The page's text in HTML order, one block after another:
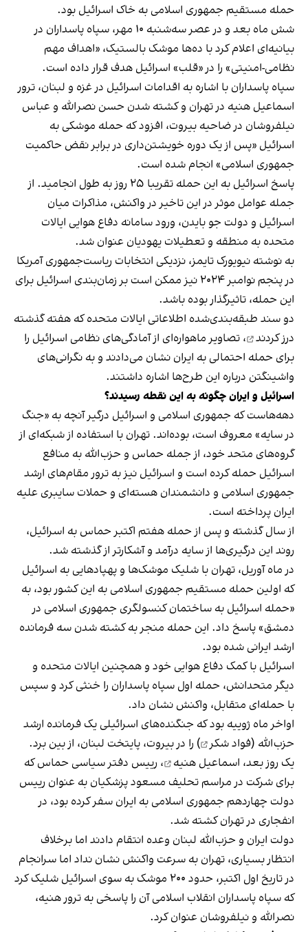
حمله مستقیم جمهوری اسلامی به خاک اسرائیل بود.
شش ماه بعد و در عصر سه‌شنبه ۱۰ مهر، سپاه پاسداران در
بیانیه‌ای اعلام کرد با ده‌ها موشک بالستیک، «اهداف مهم
نظامی-امنیتی» را در «قلب» اسرائیل هدف قرار داده است.
سپاه پاسداران با اشاره به اقدامات اسرائیل در غزه و لبنان، ترور
اسماعیل هنیه در تهران و کشته شدن حسن نصرالله و عباس
نیلفروشان در ضاحیه بیروت، افزود که حمله موشکی به
اسرائیل «پس از یک دوره خویشتن‌داری در برابر نقض حاکمیت
جمهوری اسلامی» انجام شده است.
پاسخ اسرائیل به این حمله تقریبا ۲۵ روز به طول انجامید. از
جمله عوامل موثر در این تاخیر در واکنش، مذاکرات میان
اسرائیل و دولت جو بایدن، ورود سامانه دفاع هوایی ایالات
متحده به منطقه و تعطیلات یهودیان عنوان شد.
به نوشته نیویورک تایمز، نزدیکی انتخابات ریاست‌جمهوری آمریکا
در پنجم نوامبر ۲۰۲۴ نیز ممکن است بر زمان‌بندی اسرائیل برای
این حمله، تاثیرگذار بوده باشد.
دو سند طبقه‌بندی‌شده‌ اطلاعاتی ایالات متحده که هفته گذشته
درز کردند
، تصاویر ماهواره‌ای از آمادگی‌های نظامی اسرائیل را
برای حمله احتمالی به ایران نشان می‌دادند و به نگرانی‌های
واشینگتن درباره این طرح‌ها اشاره داشتند.
اسرائیل و ایران چگونه به این نقطه رسیدند؟
دهه‌هاست که جمهوری اسلامی و اسرائیل درگیر آنچه به «جنگ
در سایه» معروف است، بوده‌اند. تهران با استفاده از شبکه‌ای از
گروه‌های متحد خود، از جمله حماس و حزب‌الله به منافع
اسرائیل حمله کرده است و اسرائیل نیز به ترور مقام‌های ارشد
جمهوری اسلامی و دانشمندان هسته‌ای و حملات سایبری علیه
ایران پرداخته است.
از سال گذشته و پس از حمله هفتم اکتبر حماس به اسرائیل،
روند این درگیری‌ها از سایه درآمد و آشکارتر از گذشته شد.
در ماه آوریل، تهران با شلیک موشک‌ها و پهپادهایی به اسرائیل
که اولین حمله مستقیم جمهوری اسلامی به این کشور بود، به
«حمله اسرائیل به ساختمان کنسولگری جمهوری اسلامی در
دمشق» پاسخ داد. این حمله منجر به کشته شدن سه فرمانده
ارشد ایرانی شده بود.
اسرائیل با کمک دفاع هوایی خود و همچنین ایالات متحده و
دیگر متحدانش، حمله اول سپاه پاسداران را خنثی کرد و سپس
با حمله‌ای متقابل، واکنش نشان داد.
اواخر ماه ژوییه بود که جنگنده‌های اسرائیلی یک فرمانده ارشد
حزب‌الله (فواد شکر ) را در بیروت، پایتخت لبنان، از بین برد.
یک روز بعد، اسماعیل هنیه
، رییس دفتر سیاسی حماس که
برای شرکت در مراسم تحلیف مسعود پزشکیان به عنوان رییس
دولت چهاردهم جمهوری اسلامی به ایران سفر کرده بود، در
انفجاری در تهران کشته شد.
دولت ایران و حزب‌الله لبنان وعده انتقام دادند اما برخلاف
انتظار بسیاری، تهران به‌ سرعت واکنش نشان نداد اما سرانجام
در تاریخ اول اکتبر، حدود ۲۰۰ موشک‌ به سوی اسرائیل شلیک کرد
که سپاه پاسداران انقلاب اسلامی آن را پاسخی به ترور هنیه،
نصرالله و نیلفروشان عنوان کرد.